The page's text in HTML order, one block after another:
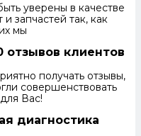
уверены в качестве
запчастей так, как
мы
отзывов клиентов
получать отзывы,
совершенствовать
Вас!
диагностика